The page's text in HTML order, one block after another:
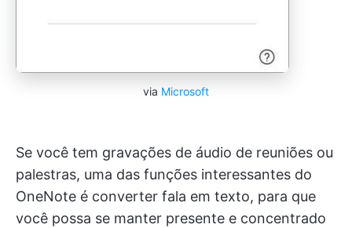
via Microsoft
Se você tem gravações de áudio de reuniões ou
palestras, uma das funções interessantes do
OneNote é converter fala em texto, para que
você possa se manter presente e concentrado